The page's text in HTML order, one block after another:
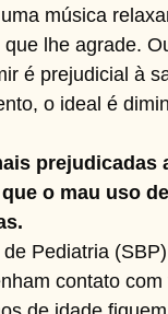
música
lhe agrade.
é prejudicial à
o ideal é
o mau uso
Pediatria
contato